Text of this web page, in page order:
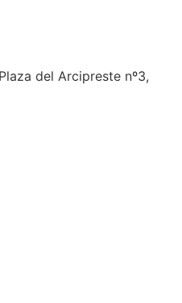
del Arcipreste nº3,